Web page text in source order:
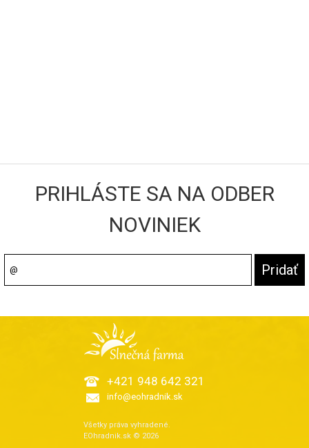
PRIHLÁSTE SA NA ODBER
NOVINIEK
+421 948 642 321
info@eohradnik.sk
Všetky práva vyhradené.
EOhradnik.sk © 2026